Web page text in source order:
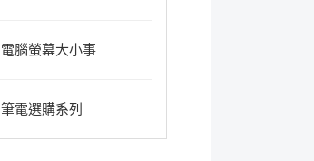
電腦螢幕大小事
筆電選購系列